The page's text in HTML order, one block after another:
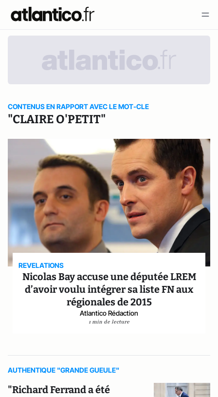
CONTENUS EN RAPPORT AVEC LE MOT-CLE
"CLAIRE O'PETIT"
REVELATIONS
Nicolas Bay accuse une députée LREM
d’avoir voulu intégrer sa liste FN aux
régionales de 2015
Atlantico Rédaction
1 min de lecture
AUTHENTIQUE "GRANDE GUEULE"
"Richard Ferrand a été